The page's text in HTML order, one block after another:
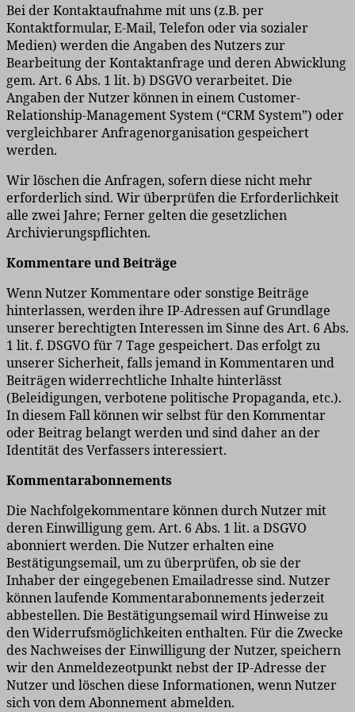
Bei der Kontaktaufnahme mit uns (z.B. per
Kontaktformular, E-Mail, Telefon oder via sozialer
Medien) werden die Angaben des Nutzers zur
Bearbeitung der Kontaktanfrage und deren Abwicklung
gem. Art. 6 Abs. 1 lit. b) DSGVO verarbeitet. Die
Angaben der Nutzer können in einem Customer-
Relationship-Management System (“CRM System”) oder
vergleichbarer Anfragenorganisation gespeichert
werden.
Wir löschen die Anfragen, sofern diese nicht mehr
erforderlich sind. Wir überprüfen die Erforderlichkeit
alle zwei Jahre; Ferner gelten die gesetzlichen
Archivierungspflichten.
Kommentare und Beiträge
Wenn Nutzer Kommentare oder sonstige Beiträge
hinterlassen, werden ihre IP-Adressen auf Grundlage
unserer berechtigten Interessen im Sinne des Art. 6 Abs.
1 lit. f. DSGVO für 7 Tage gespeichert. Das erfolgt zu
unserer Sicherheit, falls jemand in Kommentaren und
Beiträgen widerrechtliche Inhalte hinterlässt
(Beleidigungen, verbotene politische Propaganda, etc.).
In diesem Fall können wir selbst für den Kommentar
oder Beitrag belangt werden und sind daher an der
Identität des Verfassers interessiert.
Kommentarabonnements
Die Nachfolgekommentare können durch Nutzer mit
deren Einwilligung gem. Art. 6 Abs. 1 lit. a DSGVO
abonniert werden. Die Nutzer erhalten eine
Bestätigungsemail, um zu überprüfen, ob sie der
Inhaber der eingegebenen Emailadresse sind. Nutzer
können laufende Kommentarabonnements jederzeit
abbestellen. Die Bestätigungsemail wird Hinweise zu
den Widerrufsmöglichkeiten enthalten. Für die Zwecke
des Nachweises der Einwilligung der Nutzer, speichern
wir den Anmeldezeotpunkt nebst der IP-Adresse der
Nutzer und löschen diese Informationen, wenn Nutzer
sich von dem Abonnement abmelden.